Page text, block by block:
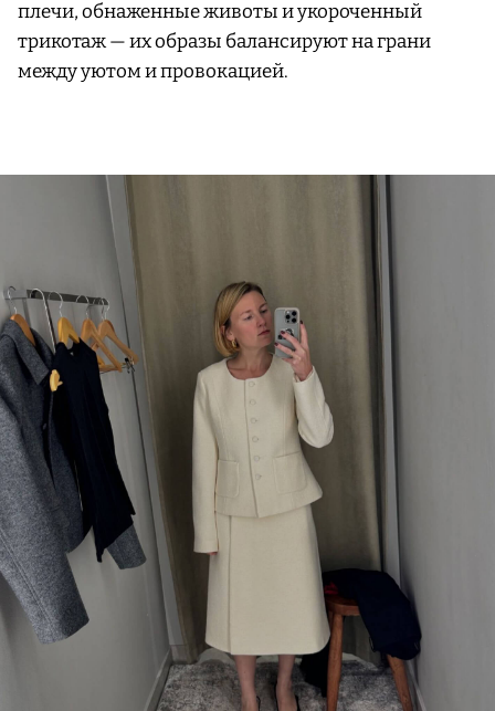
плечи, обнаженные животы и укороченный
трикотаж — их образы балансируют на грани
между уютом и провокацией.